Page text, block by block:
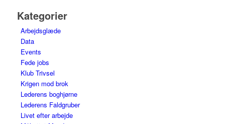
Kategorier
Arbejdsglæde
Data
Events
Fede jobs
Klub Trivsel
Krigen mod brok
Lederens boghjørne
Lederens Faldgruber
Livet efter arbejde